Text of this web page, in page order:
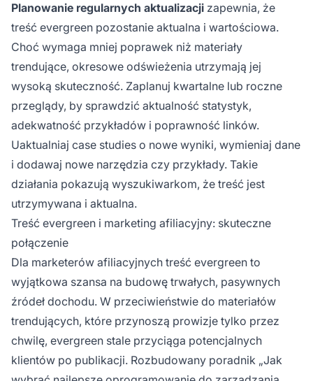
Planowanie regularnych aktualizacji zapewnia, że
treść evergreen pozostanie aktualna i wartościowa.
Choć wymaga mniej poprawek niż materiały
trendujące, okresowe odświeżenia utrzymają jej
wysoką skuteczność. Zaplanuj kwartalne lub roczne
przeglądy, by sprawdzić aktualność statystyk,
adekwatność przykładów i poprawność linków.
Uaktualniaj case studies o nowe wyniki, wymieniaj dane
i dodawaj nowe narzędzia czy przykłady. Takie
działania pokazują wyszukiwarkom, że treść jest
utrzymywana i aktualna.
Treść evergreen i marketing afiliacyjny: skuteczne
połączenie
Dla marketerów afiliacyjnych treść evergreen to
wyjątkowa szansa na budowę trwałych, pasywnych
źródeł dochodu. W przeciwieństwie do materiałów
trendujących, które przynoszą prowizje tylko przez
chwilę, evergreen stale przyciąga potencjalnych
klientów po publikacji. Rozbudowany poradnik „Jak